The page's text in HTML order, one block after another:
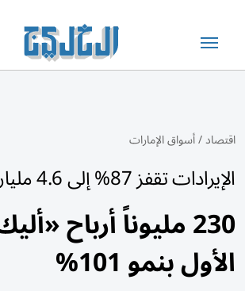
اقتصاد/أسواق الإمارات
الإيرادات تقفز 87% إلى 4.6 مليار درهم
230 مليوناً أرباح
الأول بنمو 101%